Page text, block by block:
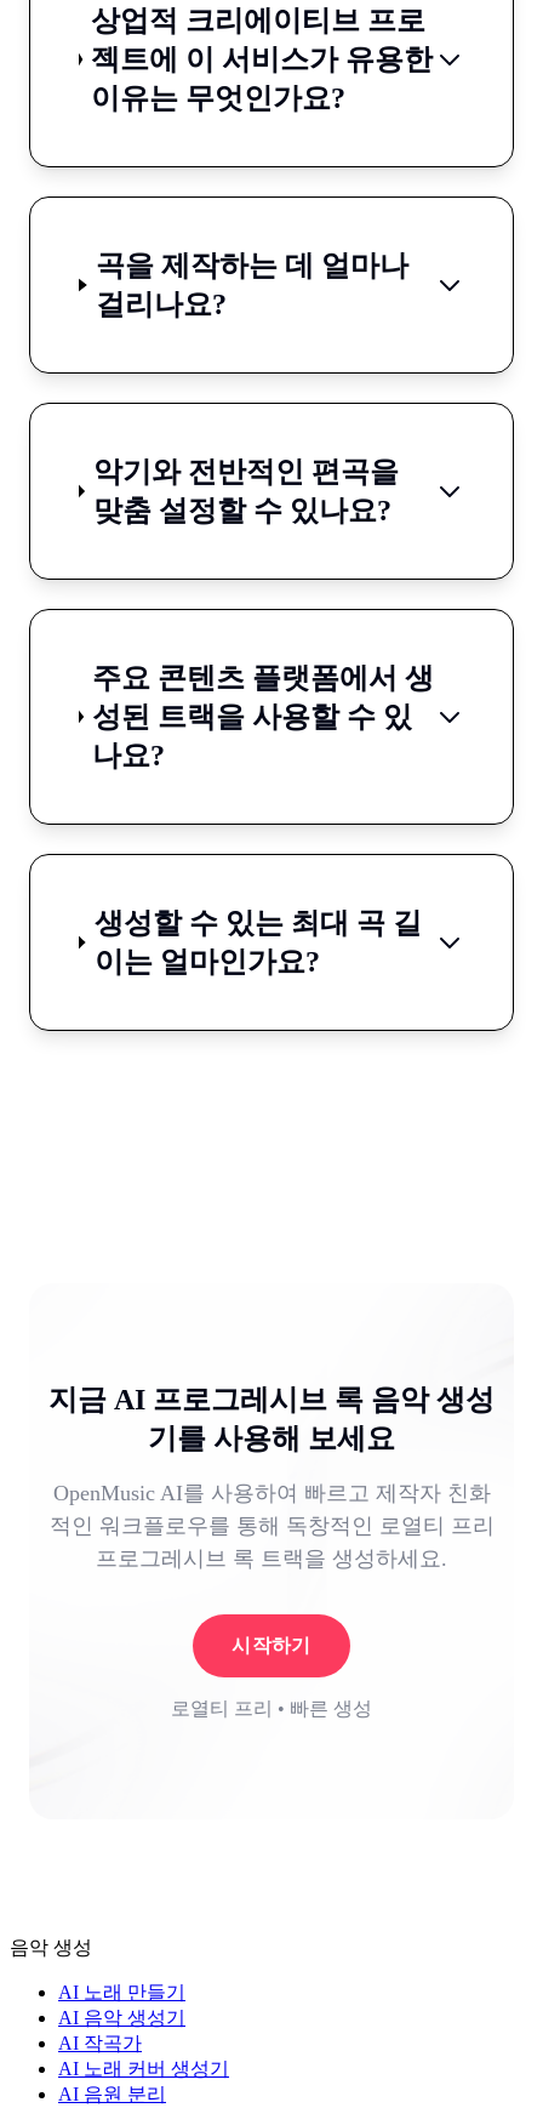
상업적 크리에이티브 프로
젝트에 이 서비스가 유용한
이유는 무엇인가요?
곡을 제작하는 데 얼마나
걸리나요?
악기와 전반적인 편곡을
맞춤 설정할 수 있나요?
주요 콘텐츠 플랫폼에서 생
성된 트랙을 사용할 수 있
나요?
생성할 수 있는 최대 곡 길
이는 얼마인가요?
지금 AI 프로그레시브 록 음악 생성
기를 사용해 보세요
OpenMusic AI를 사용하여 빠르고 제작자 친화
적인 워크플로우를 통해 독창적인 로열티 프리
프로그레시브 록 트랙을 생성하세요.
시작하기
로열티 프리 • 빠른 생성
음악 생성
AI 노래 만들기
AI 음악 생성기
AI 작곡가
AI 노래 커버 생성기
AI 음원 분리